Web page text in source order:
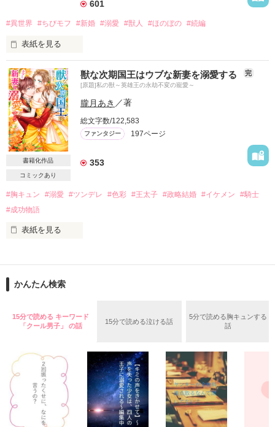
601
#異世界 #ちびモフ #新婚 #溺愛 #獣人 #ほのぼの #続編
表紙を見る
「お前とともにあれない生など、なんの価値もない」
紆余曲折を経て夫婦となった
エスターとラシルヴィストは、
王都で穏やかな新婚生活を送っていた。
しかし、エピナント国の政治は
薬師としてともに公務をこなす中、
そして、新たなモフモフが……？
「主。ずっと気になっていたのですが、背中と太ももにそれぞ
れしがみついている白い毛玉は……」
「息子だ」
書籍化作品
コミックあり
獣な次期国王はウブな新妻を溺愛する 完
[原題]私の獣～英雄王の永劫不変の寵愛～
朧月あき ／著
総文字数/122,583
ファンタジー 197ページ
353
#胸キュン #溺愛 #ツンデレ #色彩 #王太子 #政略結婚 #イケメン
#騎士
#成功物語
表紙を見る
押し付けられるように婚約者となったのは
度重なる衝突の末
悪獅子はアメリへの深い愛に目覚め
かんたん検索
15分で読める キーワード
「クール男子」 の話
15分で読める泣ける話
5分で読める胸キュンする
話